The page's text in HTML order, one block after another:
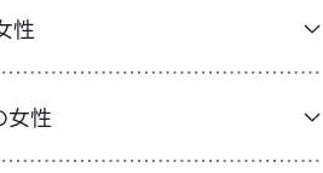
性
性